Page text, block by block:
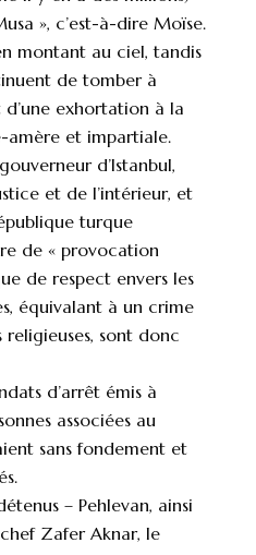
», c’est-à-dire Moïse.
montant au ciel, tandis
de tomber à
d’une exhortation à la
amère et impartiale.
d’Istanbul,
et de l’intérieur, et
turque
de « provocation
de respect envers les
équivalant à un crime
religieuses, sont donc
d’arrêt émis à
associées au
sans fondement et
– Pehlevan, ainsi
Zafer Aknar, le